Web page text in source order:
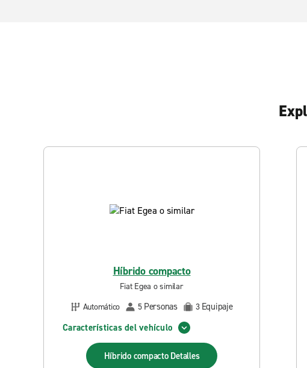
Híbrido compacto
Fiat Egea o similar
Automático
5 Personas 3 Equipaje
Características del vehículo
Híbrido compacto Detalles